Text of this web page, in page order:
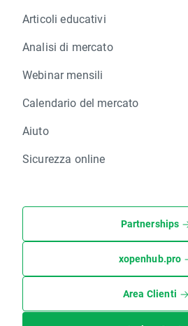
Articoli educativi
Analisi di mercato
Webinar mensili
Calendario del mercato
Aiuto
Sicurezza online
Partnerships
xopenhub.pro
Area Clienti